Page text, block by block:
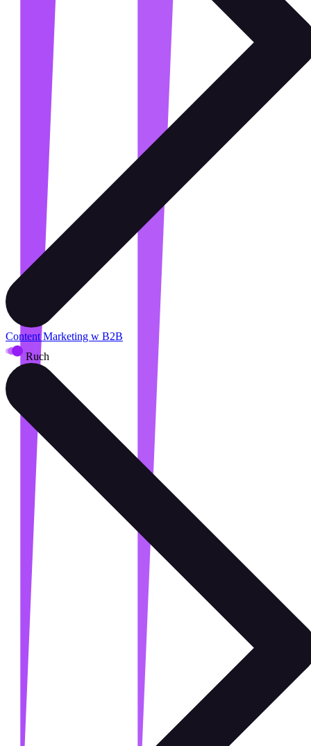
Content Marketing w B2B
Ruch